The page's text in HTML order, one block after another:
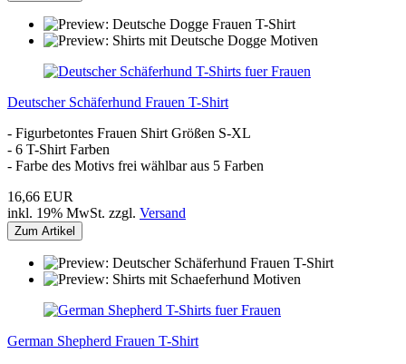
Deutscher Schäferhund Frauen T-Shirt
- Figurbetontes Frauen Shirt Größen S-XL
- 6 T-Shirt Farben
- Farbe des Motivs frei wählbar aus 5 Farben
16,66 EUR
inkl. 19% MwSt. zzgl. Versand
Zum Artikel
German Shepherd Frauen T-Shirt